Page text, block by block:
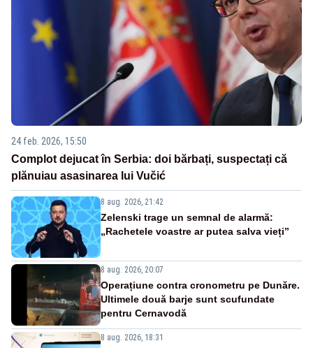
24 feb. 2026, 15:50
Complot dejucat în Serbia: doi bărbați, suspectați că
plănuiau asasinarea lui Vučić
8 aug. 2026, 21:42
Zelenski trage un semnal de alarmă:
„Rachetele voastre ar putea salva vieți”
8 aug. 2026, 20:07
Operațiune contra cronometru pe Dunăre.
Ultimele două barje sunt scufundate
pentru Cernavodă
8 aug. 2026, 18:31